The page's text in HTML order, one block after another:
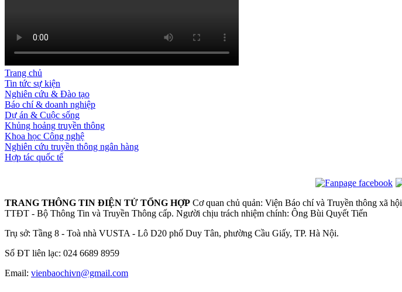
Trang chủ
Tin tức sự kiện
Nghiên cứu & Đào tạo
Báo chí & doanh nghiệp
Dự án & Cuộc sống
Khủng hoảng truyền thông
Khoa học Công nghệ
Nghiên cứu truyền thông ngân hàng
Hợp tác quốc tế
TRANG THÔNG TIN ĐIỆN TỬ TỔNG HỢP Cơ quan chủ quản: Viện Báo chí và Truyền thông xã hội
TTĐT - Bộ Thông Tin và Truyền Thông cấp. Người chịu trách nhiệm chính: Ông Bùi Quyết Tiến
Trụ sở: Tầng 8 - Toà nhà VUSTA - Lô D20 phố Duy Tân, phường Cầu Giấy, TP. Hà Nội.
Số ĐT liên lạc: 024 6689 8959
Email: vienbaochivn@gmail.com